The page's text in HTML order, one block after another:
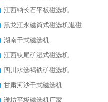
江西钠长石平板磁选机
黑龙江永磁筒式磁选机退磁
湖南干式磁选机
江西钛尾矿湿式磁选机
四川水选褐铁矿磁选机
甘肃河沙干式磁选机
潍坊平板磁选机厂家